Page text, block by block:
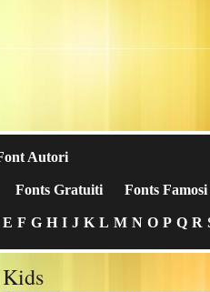
Autori
Fonts Gratuiti Fonts Famosi
E F G H I J K L M N O P Q R
Kids